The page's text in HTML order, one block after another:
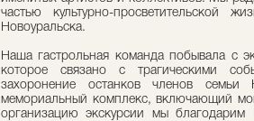
частью культурно-просветительской
Новоуральска.
Наша гастрольная команда побывала с
которое связано с трагическими
захоронение останков членов
мемориальный комплекс, включающий
организацию экскурсии мы